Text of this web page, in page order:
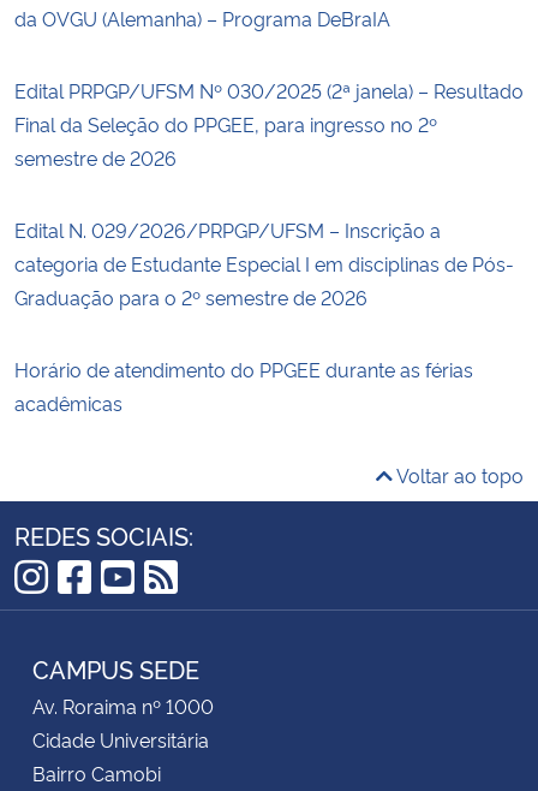
da OVGU (Alemanha) – Programa DeBraIA
Edital PRPGP/UFSM Nº 030/2025 (2ª janela) – Resultado
Final da Seleção do PPGEE, para ingresso no 2º
semestre de 2026
Edital N. 029/2026/PRPGP/UFSM – Inscrição a
categoria de Estudante Especial I em disciplinas de Pós-
Graduação para o 2º semestre de 2026
Horário de atendimento do PPGEE durante as férias
acadêmicas
Voltar ao topo
REDES SOCIAIS:
Instagram
Facebook
YouTube
RSS
CAMPUS SEDE
Av. Roraima nº 1000
Cidade Universitária
Bairro Camobi